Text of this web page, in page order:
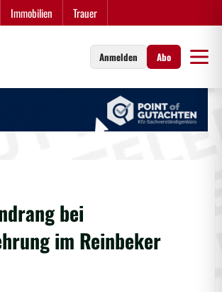
Immobilien Trauer
Anmelden Abo
bei
im Reinbeker